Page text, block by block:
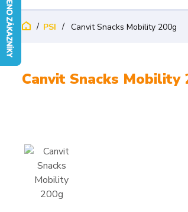
PSI Canvit Snacks Mobility 200g
Canvit Snacks Mobility